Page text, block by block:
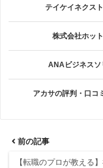
テイケイネクス
株式会社ホッ
ANAビジネスソ
アカサの評判・口コ
前の記事
【転職のプロが教える